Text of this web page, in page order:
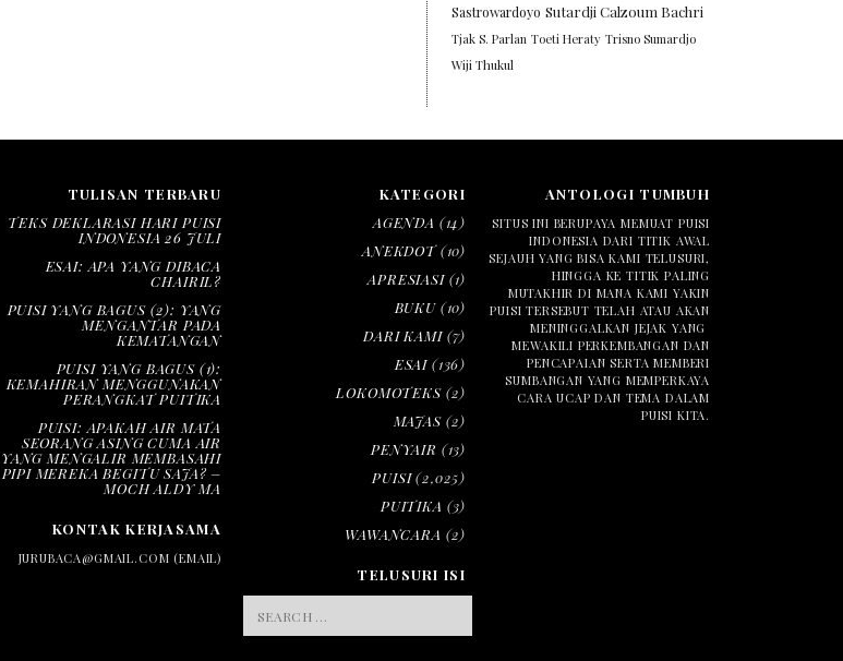
Sastrowardoyo Sutardji Calzoum Bachri
Tjak S. Parlan Toeti Heraty Trisno Sumardjo
Wiji Thukul
TULISAN TERBARU
TEKS DEKLARASI HARI PUISI
INDONESIA 26 JULI
ESAI: APA YANG DIBACA
CHAIRIL?
PUISI YANG BAGUS (2): YANG
MENGANTAR PADA
KEMATANGAN
PUISI YANG BAGUS (1):
KEMAHIRAN MENGGUNAKAN
PERANGKAT PUITIKA
PUISI: APAKAH AIR MATA
SEORANG ASING CUMA AIR
YANG MENGALIR MEMBASAHI
PIPI MEREKA BEGITU SAJA? –
MOCH ALDY MA
KONTAK KERJASAMA
JURUBACA@GMAIL.COM (EMAIL)
KATEGORI
AGENDA (14)
ANEKDOT(10)
APRESIASI(1)
BUKU(10)
DARI KAMI(7)
ESAI (136)
LOKOMOTEKS(2)
MAJAS(2)
PENYAIR (13)
PUISI(2,025)
PUITIKA (3)
WAWANCARA (2)
TELUSURI ISI
FOR:
ANTOLOGI TUMBUH
SITUS INI BERUPAYA MEMUAT PUISI
INDONESIA DARI TITIK AWAL
SEJAUH YANG BISA KAMI TELUSURI,
HINGGA KE TITIK PALING
MUTAKHIR DI MANA KAMI YAKIN
PUISI TERSEBUT TELAH ATAU AKAN
MENINGGALKAN JEJAK YANG
MEWAKILI PERKEMBANGAN DAN
PENCAPAIAN SERTA MEMBERI
SUMBANGAN YANG MEMPERKAYA
CARA UCAP DAN TEMA DALAM
PUISI KITA.